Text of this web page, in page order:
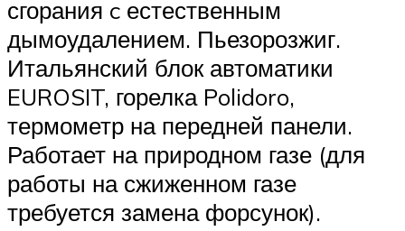
сгорания c естественным
дымоудалением. Пьезорозжиг.
Итальянский блок автоматики
EUROSIT, горелка Polidoro,
термометр на передней панели.
Работает на природном газе (для
работы на сжиженном газе
требуется замена форсунок).